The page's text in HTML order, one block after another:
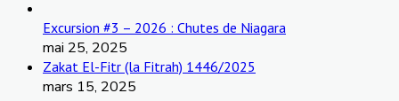
Excursion #3 – 2026 : Chutes de Niagara
mai 25, 2025
Zakat El-Fitr (la Fitrah) 1446/2025
mars 15, 2025